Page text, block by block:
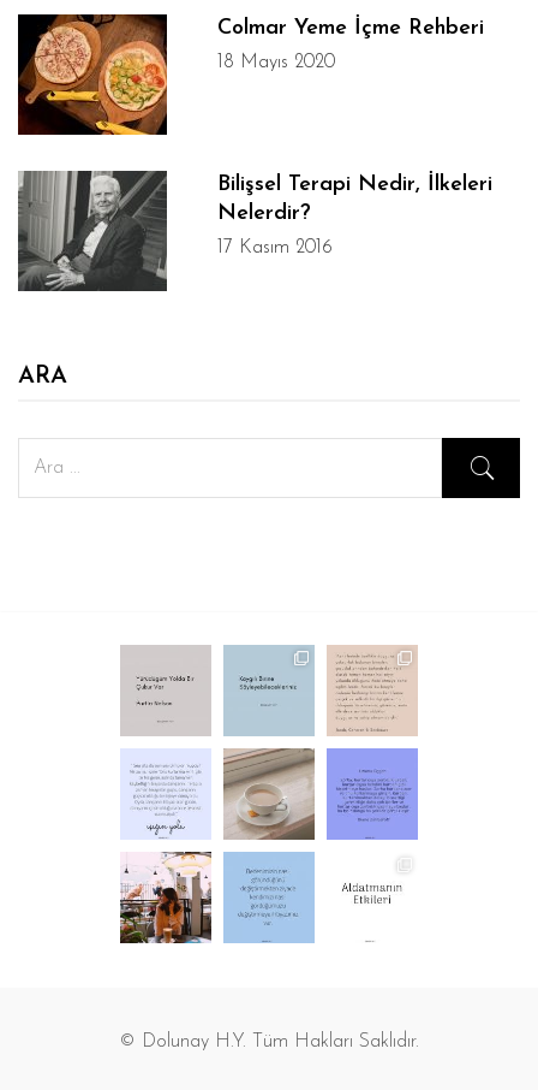
Colmar Yeme İçme Rehberi
18 Mayıs 2020
Bilişsel Terapi Nedir, İlkeleri
Nelerdir?
17 Kasım 2016
ARA
© Dolunay H.Y. Tüm Hakları Saklıdır.